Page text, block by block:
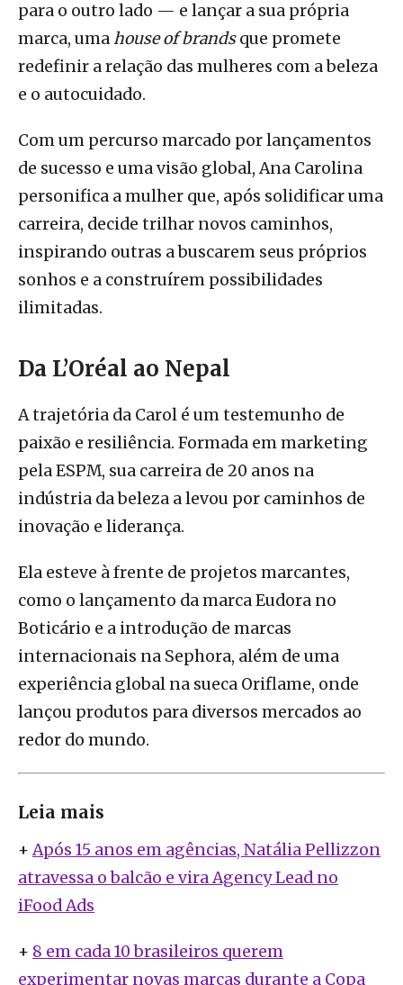
para o outro lado — e lançar a sua própria
marca, umahouse of brandsque promete
redefinir a relação das mulheres com a beleza
e o autocuidado.
Com um percurso marcado por lançamentos
de sucesso e uma visão global, Ana Carolina
personifica a mulher que, após solidificar uma
carreira, decide trilhar novos caminhos,
inspirando outras a buscarem seus próprios
sonhos e a construírem possibilidades
ilimitadas.
Da L’Oréal ao Nepal
A trajetória da Carol é um testemunho de
paixão e resiliência. Formada em marketing
pela ESPM, sua carreira de 20 anos na
indústria da beleza a levou por caminhos de
inovação e liderança.
Ela esteve à frente de projetos marcantes,
como o lançamento da marca Eudora no
Boticário e a introdução de marcas
internacionais na Sephora, além de uma
experiência global na sueca Oriflame, onde
lançou produtos para diversos mercados ao
redor do mundo.
Leia mais
+Após 15 anos em agências, Natália Pellizzon
atravessa o balcão e vira Agency Lead no
iFood Ads
+ 8 em cada 10 brasileiros querem
experimentar novas marcas durante a Copa